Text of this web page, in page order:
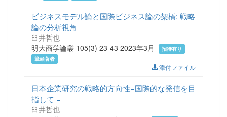
ビジネスモデル論と国際ビジネス論の架橋: 戦略
論の分析視角
臼井哲也
明大商学論叢 105(3) 23-43 2023年3月
招待有り
筆頭著者
添付ファイル
日本企業研究の戦略的方向性−国際的な発信を目
指して −
臼井哲也